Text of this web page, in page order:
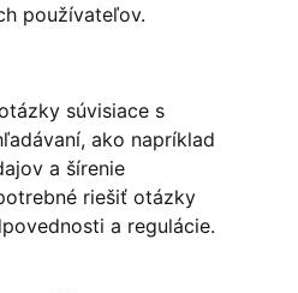
používateľov.
súvisiace s
ako napríklad
a šírenie
riešiť otázky
a regulácie.